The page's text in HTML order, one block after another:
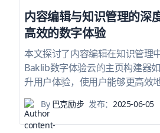
内容编辑与知识管理的深
高效的数字体验
本文探讨了内容编辑在知识管理
Baklib数字体验云的主页构建器
升用户体验，使用户能够更高效
By巴克励步 发布： 2025-06-05